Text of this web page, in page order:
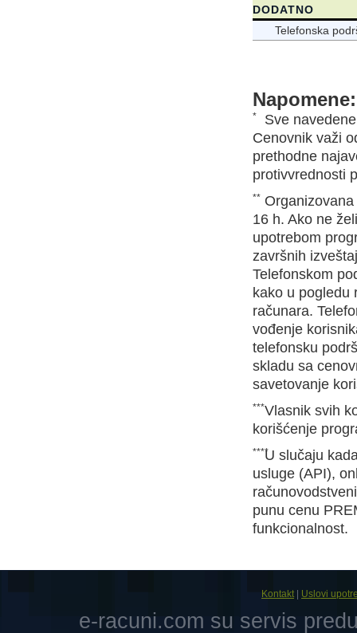
DODATNO
Telefonska
Napomene:
*
Sve
Cenovnik važi
prethodne
protivvrednosti
**
16 h. Ako ne
upotrebom
završnih
Telefonskom
kako u pogledu
računara.
vođenje
telefonsku
skladu sa
savetovanje
***Vlasnik svih
korišćenje
****U slučaju
usluge (API),
punu cenu
funkcionalnost.
Kontakt Uslovi
e-racuni.com su servis